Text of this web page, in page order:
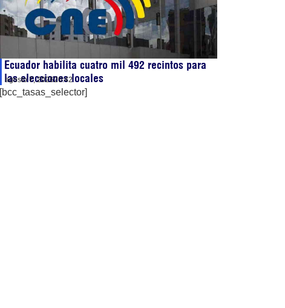
Ecuador habilita cuatro mil 492 recintos para
las elecciones locales
agosto 7, 202620:42
[bcc_tasas_selector]